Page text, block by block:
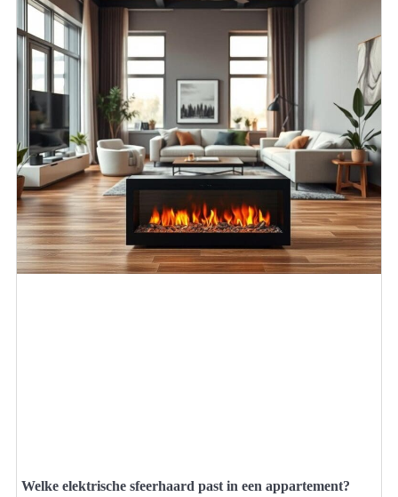
Welke elektrische sfeerhaard past in een appartement?